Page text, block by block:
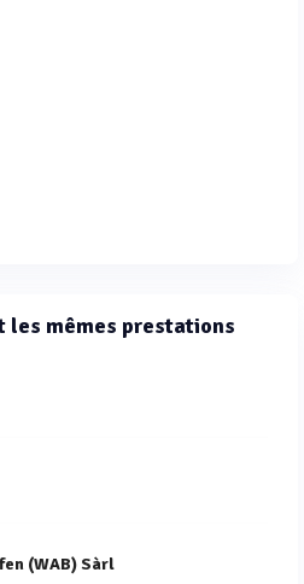
les mêmes prestations
(WAB) Sàrl